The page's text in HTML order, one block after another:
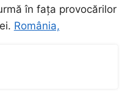
în fața provocărilor
România,